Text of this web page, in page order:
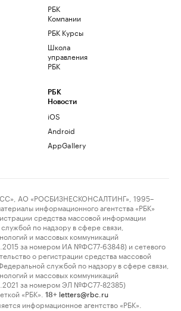
РБК
Компании
РБК Курсы
Школа
управления
РБК
РБК
Новости
iOS
Android
AppGallery
АО «РОСБИЗНЕСКОНСАЛТИНГ», 1995–
информационного агентства «РБК»
средства массовой информации
по надзору в сфере связи,
и массовых коммуникаций
за номером ИА №ФС77-63848) и сетевого
о регистрации средства массовой
службой по надзору в сфере связи,
и массовых коммуникаций
за номером ЭЛ №ФС77-82385)
«РБК».
18+ letters@rbc.ru
информационное агентство «РБК».